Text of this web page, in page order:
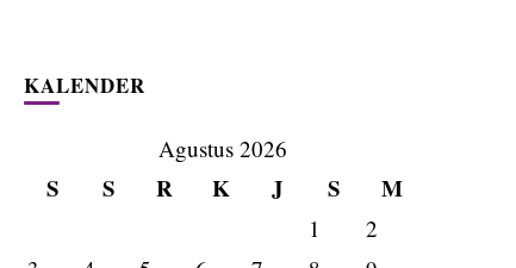
KALENDER
Agustus 2026
S S R K J S M
1
2